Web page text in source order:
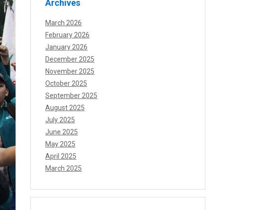
Archives
March 2026
February 2026
January 2026
December 2025
November 2025
October 2025
September 2025
August 2025
July 2025
June 2025
May 2025
April 2025
March 2025